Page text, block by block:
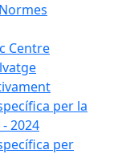
Centre
per la
2024
per